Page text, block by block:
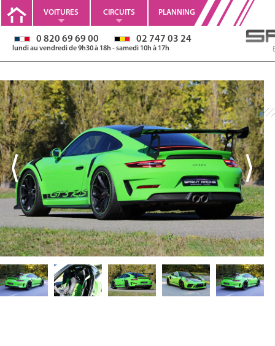
VOITURES CIRCUITS PLANNING
0 820 69 69 00 02 747 03 24
lundi au vendredi de 9h30 à 18h - samedi 10h à 17h